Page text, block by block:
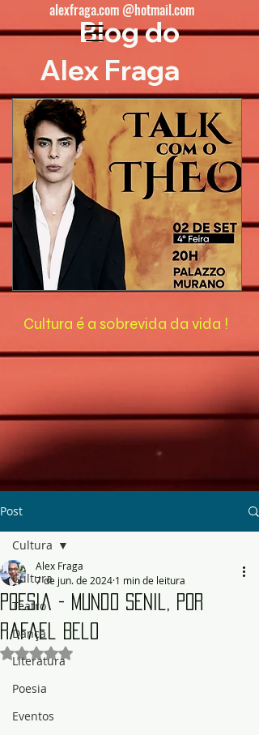
Cultura é a sobrevida da vida !
Blog do
Alex Fraga
alexfraga.com @hotmail.com
Post
Cultura
Teatro
Dança
Literatura
Poesia
Eventos
Cultura
Poesia - Mundo senil, por
Rafael Belo
Alex Fraga
7 de jun. de 2024 1 min de leitura
Avaliado com NaN de 5 estrelas.